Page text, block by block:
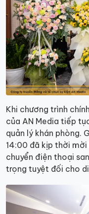
Khi chương trình
của AN Media tiếp
quản lý khán phòng.
14:00 đã kịp thời
chuyển điện thoại
trọng tuyệt đối cho